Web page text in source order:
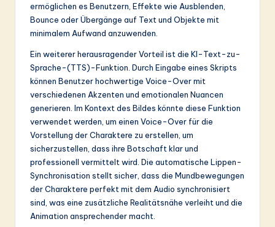
ermöglichen es Benutzern, Effekte wie Ausblenden,
Bounce oder Übergänge auf Text und Objekte mit
minimalem Aufwand anzuwenden.
Ein weiterer herausragender Vorteil ist die KI-Text-zu-
Sprache-(TTS)-Funktion. Durch Eingabe eines Skripts
können Benutzer hochwertige Voice-Over mit
verschiedenen Akzenten und emotionalen Nuancen
generieren. Im Kontext des Bildes könnte diese Funktion
verwendet werden, um einen Voice-Over für die
Vorstellung der Charaktere zu erstellen, um
sicherzustellen, dass ihre Botschaft klar und
professionell vermittelt wird. Die automatische Lippen-
Synchronisation stellt sicher, dass die Mundbewegungen
der Charaktere perfekt mit dem Audio synchronisiert
sind, was eine zusätzliche Realitätsnähe verleiht und die
Animation ansprechender macht.